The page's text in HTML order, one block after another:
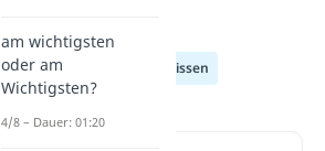
Deutsch Allgemeinwissen
am wichtigsten
oder am
Wichtigsten?
4/8 – Dauer: 01:20